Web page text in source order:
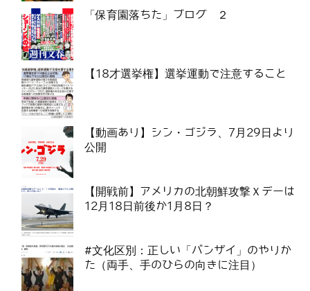
「保育園落ちた」ブログ ２
【18才選挙権】選挙運動で注意すること
【動画あり】シン・ゴジラ、7月29日より
公開
【開戦前】アメリカの北朝鮮攻撃Ｘデーは
12月18日前後か1月8日？
#文化区別：正しい「バンザイ」のやりか
た（両手、手のひらの向きに注目）